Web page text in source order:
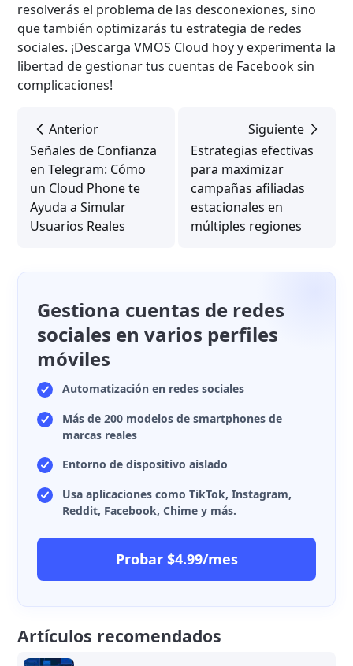
resolverás el problema de las desconexiones, sino
que también optimizarás tu estrategia de redes
sociales. ¡Descarga VMOS Cloud hoy y experimenta la
libertad de gestionar tus cuentas de Facebook sin
complicaciones!
Anterior
Señales de Confianza
en Telegram: Cómo
un Cloud Phone te
Ayuda a Simular
Usuarios Reales
Siguiente
Estrategias efectivas
para maximizar
campañas afiliadas
estacionales en
múltiples regiones
Gestiona cuentas de redes
sociales en varios perfiles
móviles
Automatización en redes sociales
Más de 200 modelos de smartphones de
marcas reales
Entorno de dispositivo aislado
Usa aplicaciones como TikTok, Instagram,
Reddit, Facebook, Chime y más.
Probar $4.99/mes
Artículos recomendados